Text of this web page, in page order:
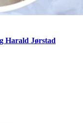
Harald Jørstad